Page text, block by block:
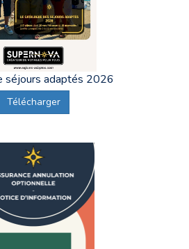
séjours adaptés 2026
Télécharger